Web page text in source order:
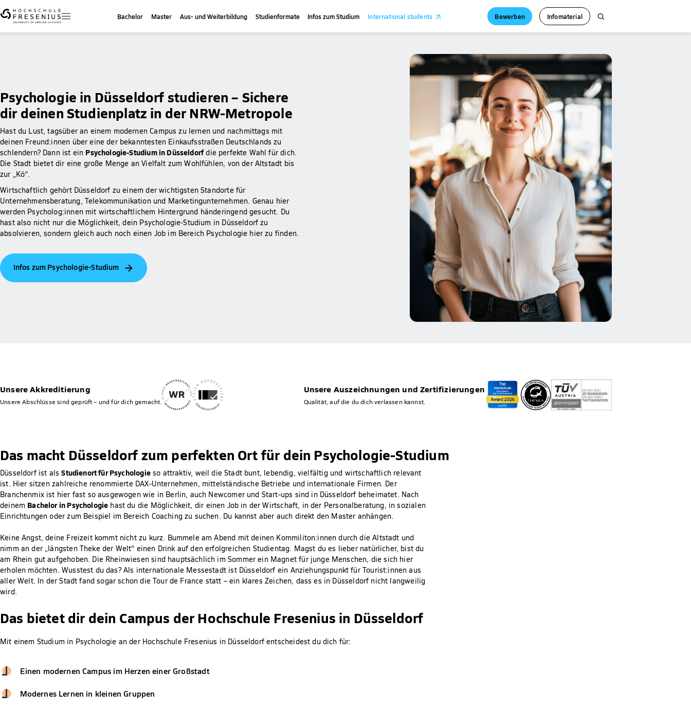
Bachelor Master Aus- und Weiterbildung Studienformate Infos zum Studium International students Bewerben Infomaterial
Psychologie in Düsseldorf studieren – Sichere
dir deinen Studienplatz in der NRW-Metropole
Hast du Lust, tagsüber an einem modernen Campus zu lernen und nachmittags mit
deinen Freund:innen über eine der bekanntesten Einkaufsstraßen Deutschlands zu
schlendern? Dann ist ein Psychologie-Studium in Düsseldorfdie perfekte Wahl für dich.
Die Stadt bietet dir eine große Menge an Vielfalt zum Wohlfühlen, von der Altstadt bis
zur „Kö“.
Wirtschaftlich gehört Düsseldorf zu einem der wichtigsten Standorte für
Unternehmensberatung, Telekommunikation und Marketingunternehmen. Genau hier
werden Psycholog:innen mit wirtschaftlichem Hintergrund händeringend gesucht. Du
hast also nicht nur die Möglichkeit, dein Psychologie-Studium in Düsseldorf zu
absolvieren, sondern gleich auch noch einen Job im Bereich Psychologie hier zu finden.
Infos zum Psychologie-Studium
Unsere Akkreditierung
Unsere Abschlüsse sind geprüft – und für dich gemacht.
Unsere Auszeichnungen und Zertifizierungen
Qualität, auf die du dich verlassen kannst.
Das macht Düsseldorf zum perfekten Ort für dein Psychologie-Studium
Düsseldorf ist alsStudienort für Psychologieso attraktiv, weil die Stadt bunt, lebendig, vielfältig und wirtschaftlich relevant
ist. Hier sitzen zahlreiche renommierte DAX-Unternehmen, mittelständische Betriebe und internationale Firmen. Der
Branchenmix ist hier fast so ausgewogen wie in Berlin, auch Newcomer und Start-ups sind in Düsseldorf beheimatet. Nach
deinem Bachelor in Psychologie hast du die Möglichkeit, dir einen Job in der Wirtschaft, in der Personalberatung, in sozialen
Einrichtungen oder zum Beispiel im Bereich Coaching zu suchen. Du kannst aber auch direkt den Master anhängen.
Keine Angst, deine Freizeit kommt nicht zu kurz. Bummele am Abend mit deinen Kommiliton:innen durch die Altstadt und
nimm an der „längsten Theke der Welt“ einen Drink auf den erfolgreichen Studientag. Magst du es lieber natürlicher, bist du
am Rhein gut aufgehoben. Die Rheinwiesen sind hauptsächlich im Sommer ein Magnet für junge Menschen, die sich hier
erholen möchten. Wusstest du das? Als internationale Messestadt ist Düsseldorf ein Anziehungspunkt für Tourist:innen aus
aller Welt. In der Stadt fand sogar schon die Tour de France statt – ein klares Zeichen, dass es in Düsseldorf nicht langweilig
wird.
Das bietet dir dein Campus der Hochschule Fresenius in Düsseldorf
Mit einem Studium in Psychologie an der Hochschule Fresenius in Düsseldorf entscheidest du dich für:
Einen modernen Campus im Herzen einer Großstadt
Modernes Lernen in kleinen Gruppen